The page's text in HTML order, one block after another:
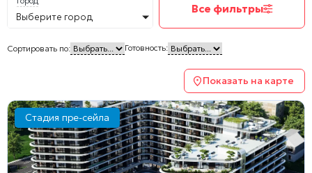
Выберите город
Все фильтры
Сортировать по: Готовность:
Показать на карте
Стадия пре-сейла